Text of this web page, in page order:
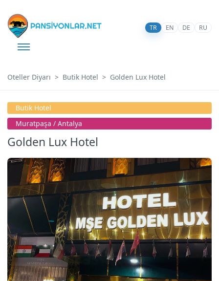
TR EN DE RU
Oteller Diyarı Butik Hotel Golden Lux Hotel
Butik Hotel
Muratpaşa / Antalya
Golden Lux Hotel